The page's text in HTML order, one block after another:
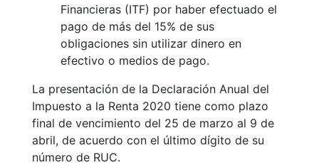
Financieras (ITF) por haber efectuado el
pago de más del 15% de sus
obligaciones sin utilizar dinero en
efectivo o medios de pago.
La presentación de la Declaración Anual del
Impuesto a la Renta 2020 tiene como plazo
final de vencimiento del 25 de marzo al 9 de
abril, de acuerdo con el último dígito de su
número de RUC.